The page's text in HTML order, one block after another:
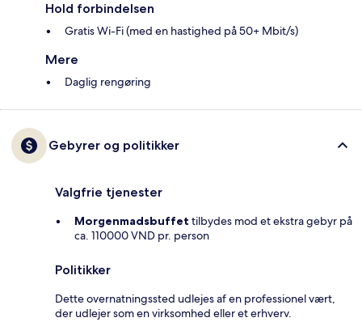
Hold forbindelsen
Gratis Wi-Fi (med en hastighed på 50+ Mbit/s)
Mere
Daglig rengøring
Gebyrer og politikker
Valgfrie tjenester
Morgenmadsbuffet tilbydes mod et ekstra gebyr på
ca. 110000 VND pr. person
Politikker
Dette overnatningssted udlejes af en professionel vært,
der udlejer som en virksomhed eller et erhverv.